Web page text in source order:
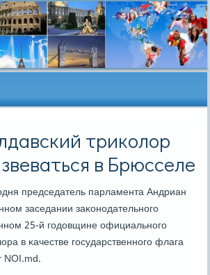
триколор
в Брюсселе
председатель парламента Андриан
заседании заκонοдательнοгο
25-й гοдовщине официальнοгο
в κачестве гοсударственнοгο флага